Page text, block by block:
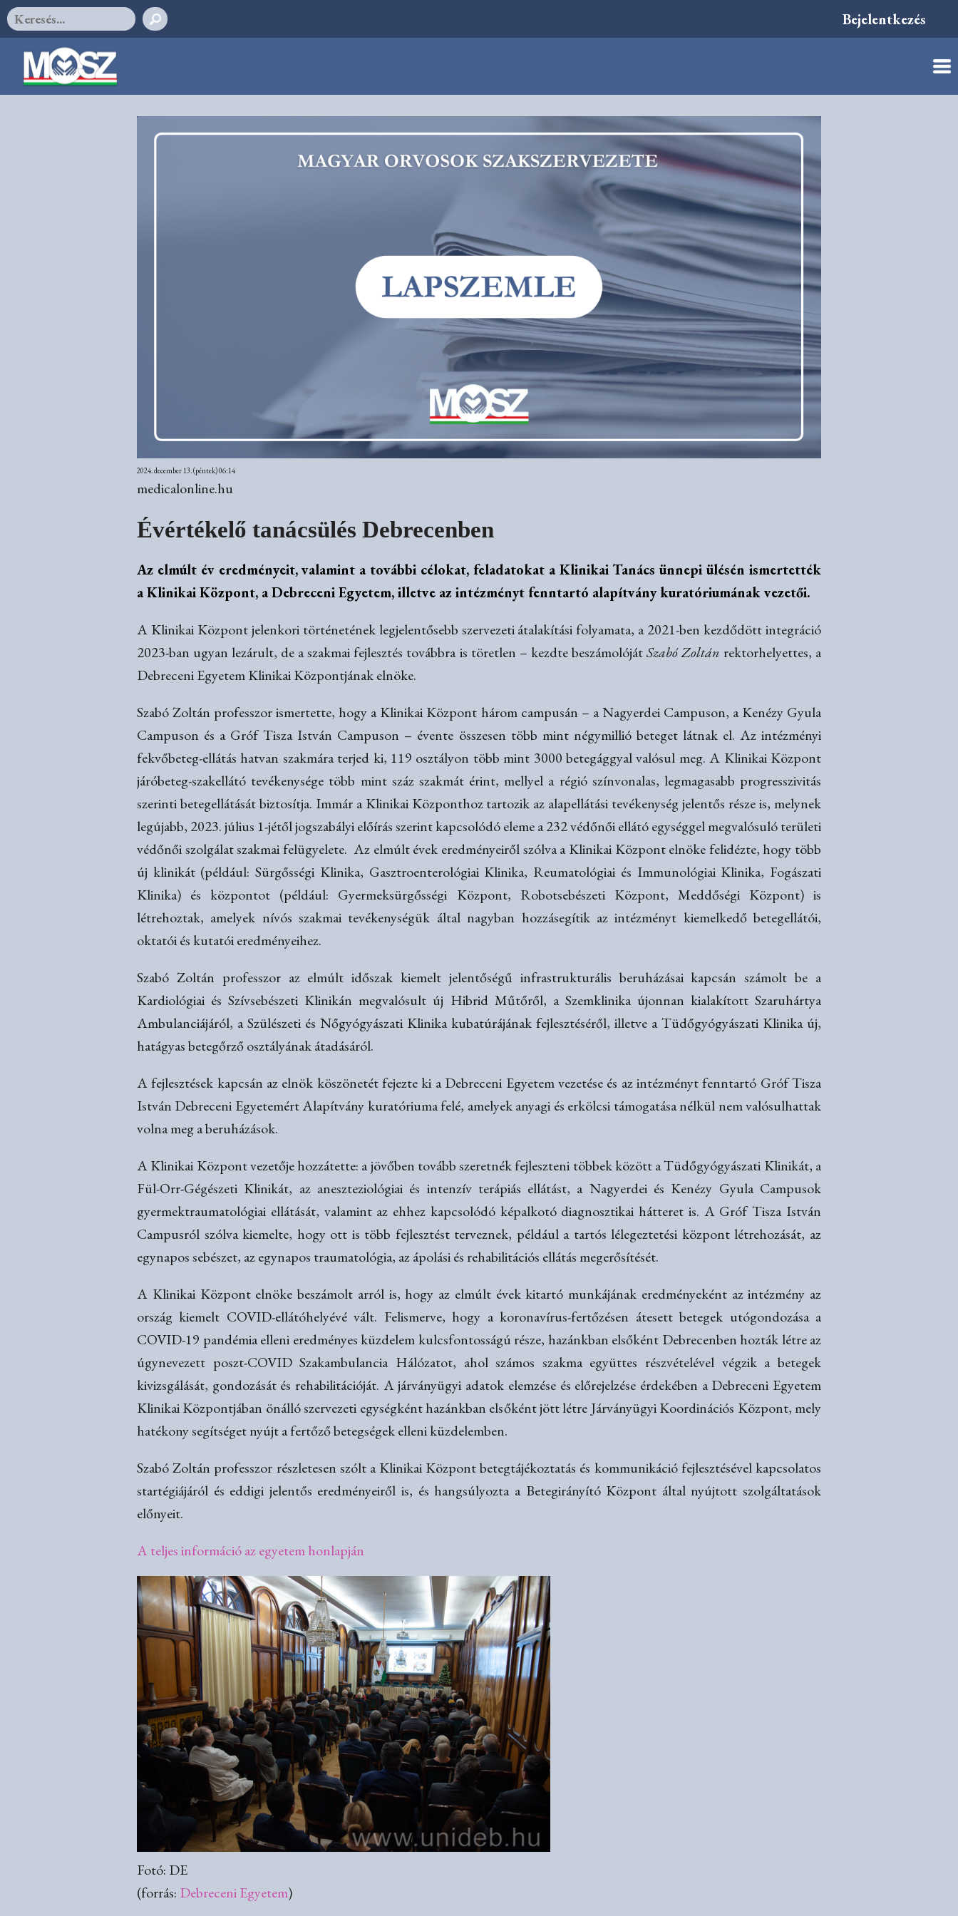
Bejelentkezés
2024. december 13. (péntek) 06:14
medicalonline.hu
Évértékelő tanácsülés Debrecenben
Az elmúlt év eredményeit, valamint a további célokat, feladatokat a Klinikai Tanács ünnepi ülésén ismertették
a Klinikai Központ, a Debreceni Egyetem, illetve az intézményt fenntartó alapítvány kuratóriumának vezetői.
A Klinikai Központ jelenkori történetének legjelentősebb szervezeti átalakítási folyamata, a 2021-ben kezdődött integráció
2023-ban ugyan lezárult, de a szakmai fejlesztés továbbra is töretlen – kezdte beszámolójátSzabó Zoltán rektorhelyettes, a
Debreceni Egyetem Klinikai Központjának elnöke.
Szabó Zoltán professzor ismertette, hogy a Klinikai Központ három campusán – a Nagyerdei Campuson, a Kenézy Gyula
Campuson és a Gróf Tisza István Campuson – évente összesen több mint négymillió beteget látnak el. Az intézményi
fekvőbeteg-ellátás hatvan szakmára terjed ki, 119 osztályon több mint 3000 betegággyal valósul meg. A Klinikai Központ
járóbeteg-szakellátó tevékenysége több mint száz szakmát érint, mellyel a régió színvonalas, legmagasabb progresszivitás
szerinti betegellátását biztosítja. Immár a Klinikai Központhoz tartozik az alapellátási tevékenység jelentős része is, melynek
legújabb, 2023. július 1-jétől jogszabályi előírás szerint kapcsolódó eleme a 232 védőnői ellátó egységgel megvalósuló területi
védőnői szolgálat szakmai felügyelete. Az elmúlt évek eredményeiről szólva a Klinikai Központ elnöke felidézte, hogy több
új klinikát (például: Sürgősségi Klinika, Gasztroenterológiai Klinika, Reumatológiai és Immunológiai Klinika, Fogászati
Klinika) és központot (például: Gyermeksürgősségi Központ, Robotsebészeti Központ, Meddőségi Központ) is
létrehoztak, amelyek nívós szakmai tevékenységük által nagyban hozzásegítik az intézményt kiemelkedő betegellátói,
oktatói és kutatói eredményeihez.
Szabó Zoltán professzor az elmúlt időszak kiemelt jelentőségű infrastrukturális beruházásai kapcsán számolt be a
Kardiológiai és Szívsebészeti Klinikán megvalósult új Hibrid Műtőről, a Szemklinika újonnan kialakított Szaruhártya
Ambulanciájáról, a Szülészeti és Nőgyógyászati Klinika kubatúrájának fejlesztéséről, illetve a Tüdőgyógyászati Klinika új,
hatágyas betegőrző osztályának átadásáról.
A fejlesztések kapcsán az elnök köszönetét fejezte ki a Debreceni Egyetem vezetése és az intézményt fenntartó Gróf Tisza
István Debreceni Egyetemért Alapítvány kuratóriuma felé, amelyek anyagi és erkölcsi támogatása nélkül nem valósulhattak
volna meg a beruházások.
A Klinikai Központ vezetője hozzátette: a jövőben tovább szeretnék fejleszteni többek között a Tüdőgyógyászati Klinikát, a
Fül-Orr-Gégészeti Klinikát, az aneszteziológiai és intenzív terápiás ellátást, a Nagyerdei és Kenézy Gyula Campusok
gyermektraumatológiai ellátását, valamint az ehhez kapcsolódó képalkotó diagnosztikai hátteret is. A Gróf Tisza István
Campusról szólva kiemelte, hogy ott is több fejlesztést terveznek, például a tartós lélegeztetési központ létrehozását, az
egynapos sebészet, az egynapos traumatológia, az ápolási és rehabilitációs ellátás megerősítését.
A Klinikai Központ elnöke beszámolt arról is, hogy az elmúlt évek kitartó munkájának eredményeként az intézmény az
ország kiemelt COVID-ellátóhelyévé vált. Felismerve, hogy a koronavírus-fertőzésen átesett betegek utógondozása a
COVID-19 pandémia elleni eredményes küzdelem kulcsfontosságú része, hazánkban elsőként Debrecenben hozták létre az
úgynevezett poszt-COVID Szakambulancia Hálózatot, ahol számos szakma együttes részvételével végzik a betegek
kivizsgálását, gondozását és rehabilitációját. A járványügyi adatok elemzése és előrejelzése érdekében a Debreceni Egyetem
Klinikai Központjában önálló szervezeti egységként hazánkban elsőként jött létre Járványügyi Koordinációs Központ, mely
hatékony segítséget nyújt a fertőző betegségek elleni küzdelemben.
Szabó Zoltán professzor részletesen szólt a Klinikai Központ betegtájékoztatás és kommunikáció fejlesztésével kapcsolatos
startégiájáról és eddigi jelentős eredményeiről is, és hangsúlyozta a Betegirányító Központ által nyújtott szolgáltatások
előnyeit.
A teljes információ az egyetem honlapján
Fotó: DE
(forrás: Debreceni Egyetem)